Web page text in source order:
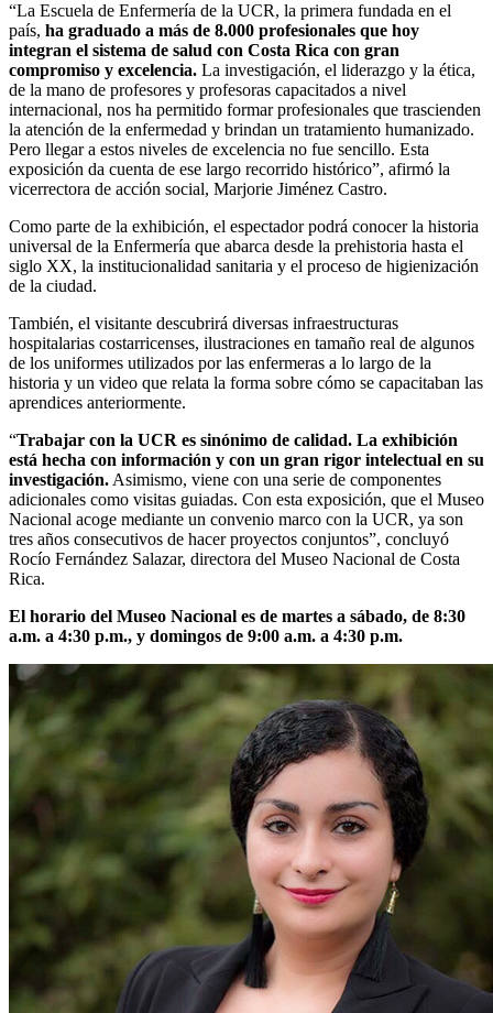
“La Escuela de Enfermería de la UCR, la primera fundada en el
país, ha graduado a más de 8.000 profesionales que hoy
integran el sistema de salud con Costa Rica con gran
compromiso y excelencia. La investigación, el liderazgo y la ética,
de la mano de profesores y profesoras capacitados a nivel
internacional, nos ha permitido formar profesionales que trascienden
la atención de la enfermedad y brindan un tratamiento humanizado.
Pero llegar a estos niveles de excelencia no fue sencillo. Esta
exposición da cuenta de ese largo recorrido histórico”, afirmó la
vicerrectora de acción social, Marjorie Jiménez Castro.
Como parte de la exhibición, el espectador podrá conocer la historia
universal de la Enfermería que abarca desde la prehistoria hasta el
siglo XX, la institucionalidad sanitaria y el proceso de higienización
de la ciudad.
También, el visitante descubrirá diversas infraestructuras
hospitalarias costarricenses, ilustraciones en tamaño real de algunos
de los uniformes utilizados por las enfermeras a lo largo de la
historia y un video que relata la forma sobre cómo se capacitaban las
aprendices anteriormente.
“Trabajar con la UCR es sinónimo de calidad. La exhibición
está hecha con información y con un gran rigor intelectual en su
investigación. Asimismo, viene con una serie de componentes
adicionales como visitas guiadas. Con esta exposición, que el Museo
Nacional acoge mediante un convenio marco con la UCR, ya son
tres años consecutivos de hacer proyectos conjuntos”, concluyó
Rocío Fernández Salazar, directora del Museo Nacional de Costa
Rica.
El horario del Museo Nacional es de martes a sábado, de 8:30
a.m. a 4:30 p.m., y domingos de 9:00 a.m. a 4:30 p.m.